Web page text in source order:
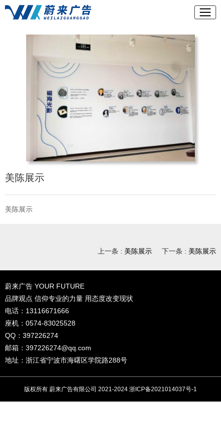
美陈展示
美陈展示
下一条 : 美陈展示
上一条 : 美陈展示
蔚来广告 YOUR FUTURE
品牌观点 信仰专业的力量 用态度改变现状
电话：13116671666
座机：0574-83025528
QQ：397226274
邮箱： 397226274@qq.com
地址：浙江省宁波市海曙区学院路288号
版权所有 蔚来广告有限公司 2021-2024 浙ICP备2021014037号-1